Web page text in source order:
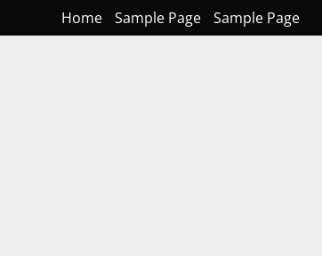
Home Sample Page Sample Page